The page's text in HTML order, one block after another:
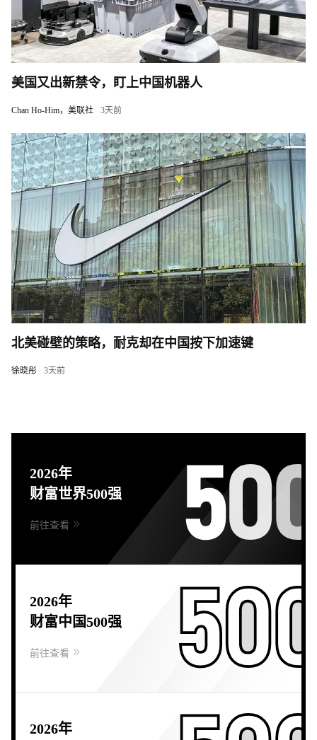
美国又出新禁令，盯上中国机器人
Chan Ho-Him，美联社 3天前
北美碰壁的策略，耐克却在中国按下加速键
徐晓彤 3天前
2026年
财富世界500强
前往查看
2026年
财富中国500强
前往查看
2026年